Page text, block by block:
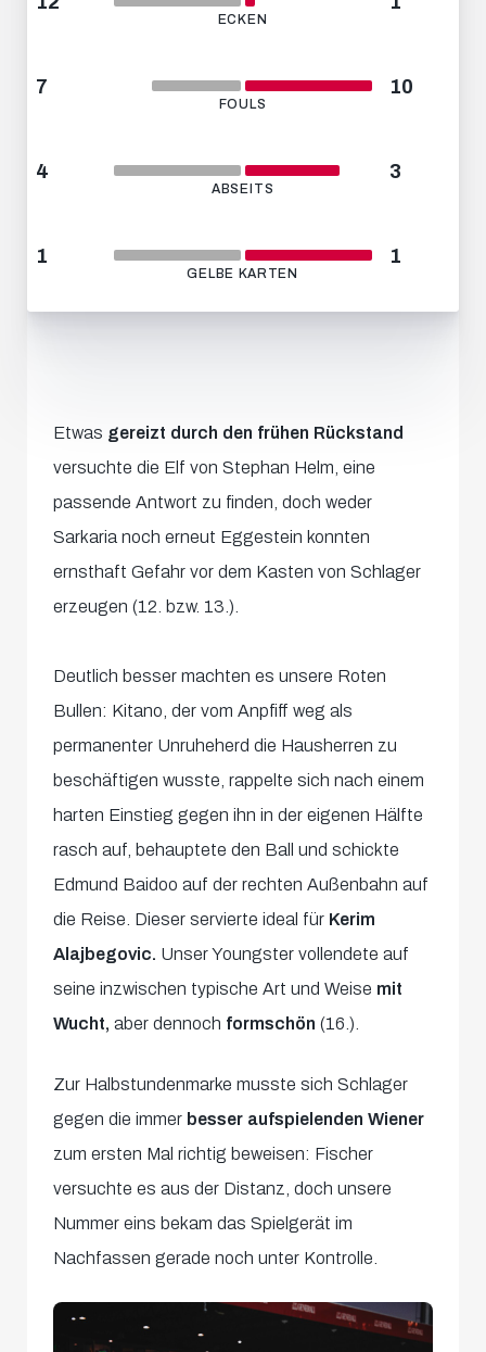
ECKEN
7
FOULS
10
4
ABSEITS
3
1
GELBE KARTEN
1
Etwas gereizt durch den frühen Rückstand
versuchte die Elf von Stephan Helm, eine
passende Antwort zu finden, doch weder
Sarkaria noch erneut Eggestein konnten
ernsthaft Gefahr vor dem Kasten von Schlager
erzeugen (12. bzw. 13.).
Deutlich besser machten es unsere Roten
Bullen: Kitano, der vom Anpfiff weg als
permanenter Unruheherd die Hausherren zu
beschäftigen wusste, rappelte sich nach einem
harten Einstieg gegen ihn in der eigenen Hälfte
rasch auf, behauptete den Ball und schickte
Edmund Baidoo auf der rechten Außenbahn auf
die Reise. Dieser servierte ideal für Kerim
Alajbegovic. Unser Youngster vollendete auf
seine inzwischen typische Art und Weise mit
Wucht, aber dennoch formschön(16.).
Zur Halbstundenmarke musste sich Schlager
gegen die immer besser aufspielenden Wiener
zum ersten Mal richtig beweisen: Fischer
versuchte es aus der Distanz, doch unsere
Nummer eins bekam das Spielgerät im
Nachfassen gerade noch unter Kontrolle.